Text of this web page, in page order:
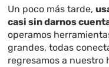
Un poco más tarde,
casi sin darnos
operamos
grandes, todas
regresamos a nuestro